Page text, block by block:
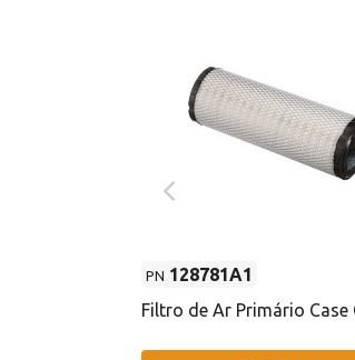
PN 128781A1
Filtro de Ar Primário Case